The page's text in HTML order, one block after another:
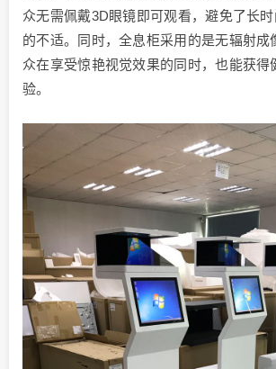
众无需佩戴3D眼镜即可观看，避免了长
的不适。同时，全息柜采用的是无辐射成
众在享受惊艳视觉效果的同时，也能获得
验。